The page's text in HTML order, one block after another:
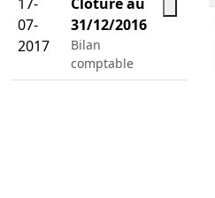
07-
2017
31/12/2016
Bilan
comptable